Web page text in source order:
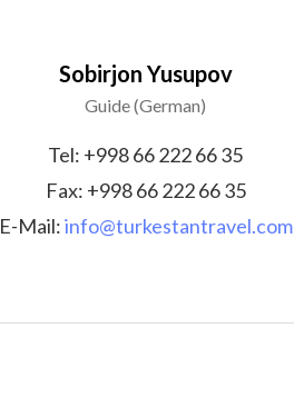
Sobirjon Yusupov
Guide (German)
Tel: +998 66 222 66 35
Fax: +998 66 222 66 35
E-Mail:info@turkestantravel.com